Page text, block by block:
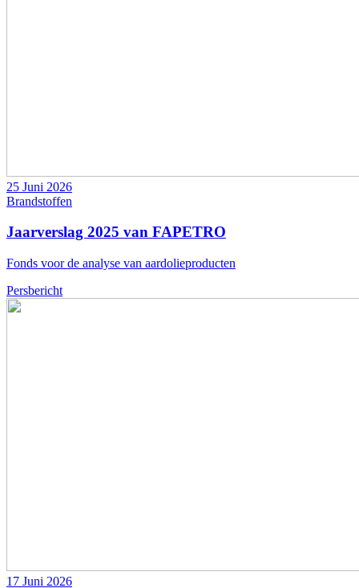
25 Juni 2026
Brandstoffen
Jaarverslag 2025 van FAPETRO
Fonds voor de analyse van aardolieproducten
Persbericht
17 Juni 2026